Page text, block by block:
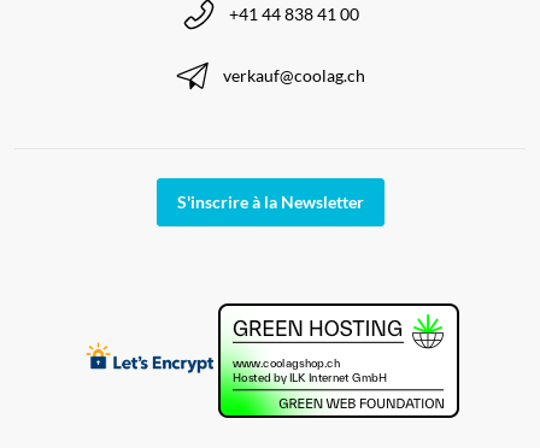
+41 44 838 41 00
verkauf@coolag.ch
S'inscrire à la Newsletter